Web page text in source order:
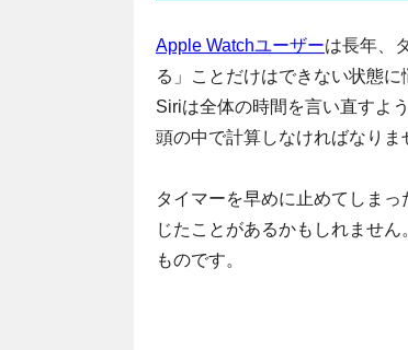
Apple Watchユーザーは長年、
る」ことだけはできない状態
Siriは全体の時間を言い直すよ
頭の中で計算しなければなりま
タイマーを早めに止めてしま
じたことがあるかもしれませ
ものです。